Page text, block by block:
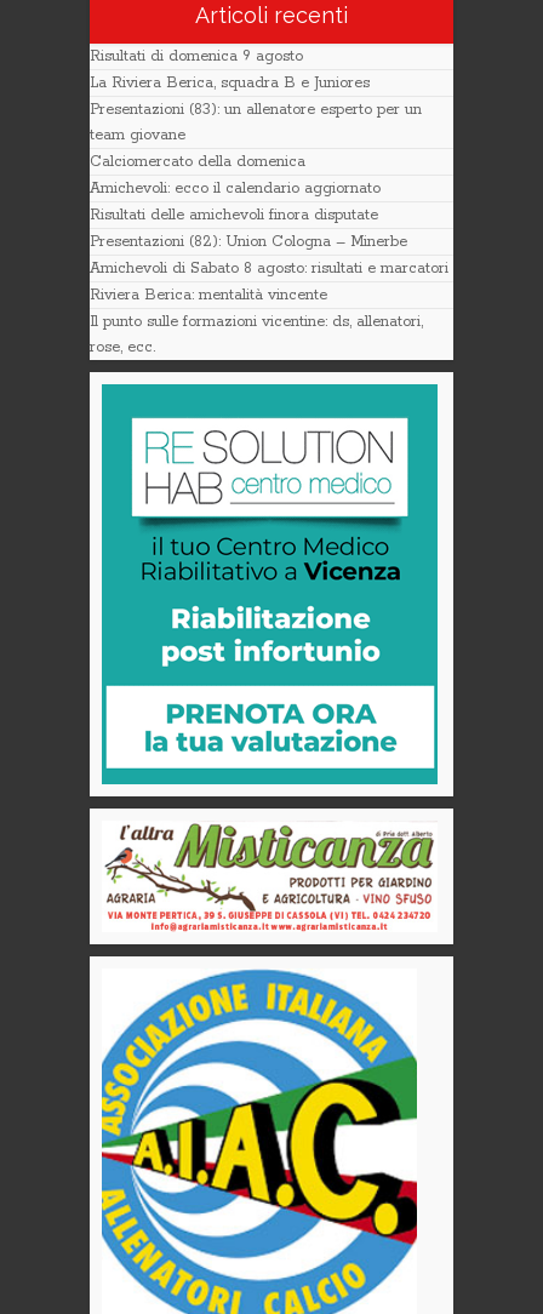
Articoli recenti
Risultati di domenica 9 agosto
La Riviera Berica, squadra B e Juniores
Presentazioni (83): un allenatore esperto per un
team giovane
Calciomercato della domenica
Amichevoli: ecco il calendario aggiornato
Risultati delle amichevoli finora disputate
Presentazioni (82): Union Cologna – Minerbe
Amichevoli di Sabato 8 agosto: risultati e marcatori
Riviera Berica: mentalità vincente
Il punto sulle formazioni vicentine: ds, allenatori,
rose, ecc.